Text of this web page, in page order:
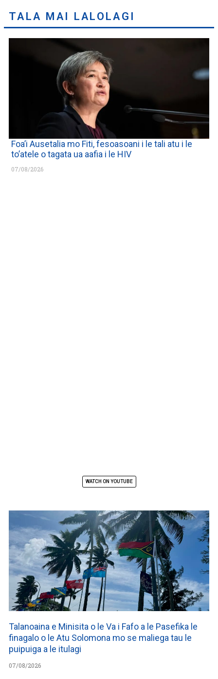
TALA MAI LALOLAGI
Foa’i Ausetalia mo Fiti, fesoasoani i le tali atu i le
to’atele o tagata ua aafia i le HIV
07/08/2026
WATCH ON YOUTUBE
Talanoaina e Minisita o le Va i Fafo a le Pasefika le
finagalo o le Atu Solomona mo se maliega tau le
puipuiga a le itulagi
07/08/2026